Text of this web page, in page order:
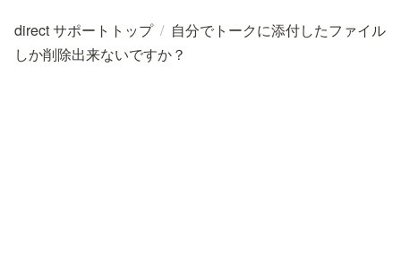
direct サポートトップ / 自分でトークに添付したファイル
しか削除出来ないですか？